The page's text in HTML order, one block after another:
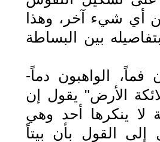
أي شيء آخر، وهذا
بين البساطة
فماً، الواهبون دماً-
الأرض" يقول إن
لا ينكرها أحد وهي
إلى القول بأن بيتاً